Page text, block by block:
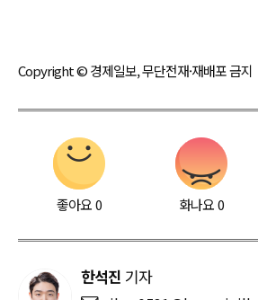
Copyright © 경제일보, 무단전재·재배포 금지
좋아요0 화나요0
한석진 기자